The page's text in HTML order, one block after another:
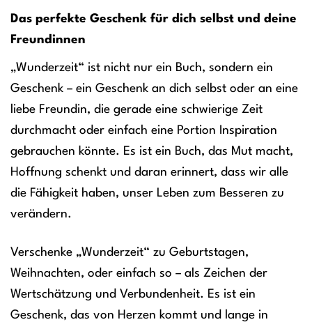
Das perfekte Geschenk für dich selbst und deine
Freundinnen
„Wunderzeit“ ist nicht nur ein Buch, sondern ein
Geschenk – ein Geschenk an dich selbst oder an eine
liebe Freundin, die gerade eine schwierige Zeit
durchmacht oder einfach eine Portion Inspiration
gebrauchen könnte. Es ist ein Buch, das Mut macht,
Hoffnung schenkt und daran erinnert, dass wir alle
die Fähigkeit haben, unser Leben zum Besseren zu
verändern.
Verschenke „Wunderzeit“ zu Geburtstagen,
Weihnachten, oder einfach so – als Zeichen der
Wertschätzung und Verbundenheit. Es ist ein
Geschenk, das von Herzen kommt und lange in